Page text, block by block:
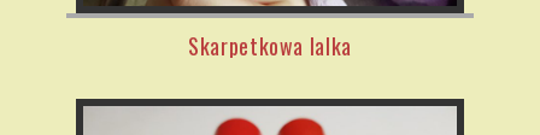
Skarpetkowa lalka